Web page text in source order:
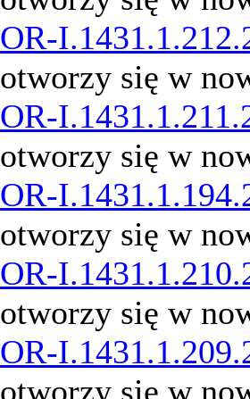
OR-
otworzy się w
OR-
otworzy się w
OR-
otworzy się w
OR-
otworzy się w
OR-
otworzy się w